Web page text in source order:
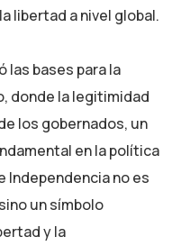
libertad a nivel global.
las bases para la
donde la legitimidad
los gobernados, un
en la política
Independencia no es
un símbolo
y la